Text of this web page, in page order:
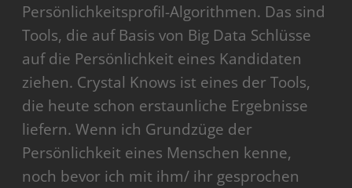
Persönlichkeitsprofil-Algorithmen. Das sind
Tools, die auf Basis von Big Data Schlüsse
auf die Persönlichkeit eines Kandidaten
ziehen. Crystal Knows ist eines der Tools,
die heute schon erstaunliche Ergebnisse
liefern. Wenn ich Grundzüge der
Persönlichkeit eines Menschen kenne,
noch bevor ich mit ihm/ ihr gesprochen